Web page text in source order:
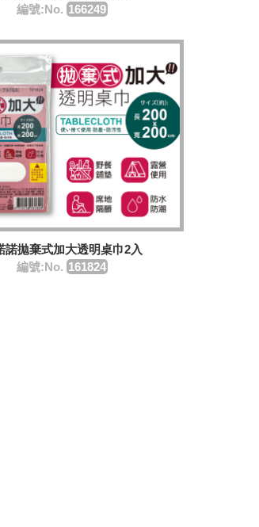
編號:No. 166249
諾拋棄式加大透明桌巾2入
編號:No. 161824